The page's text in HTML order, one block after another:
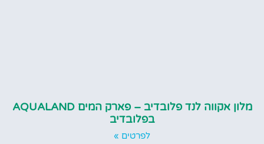
מלון אקווה לנד פלובדיב – פארק המים AQUALAND
בפלובדיב